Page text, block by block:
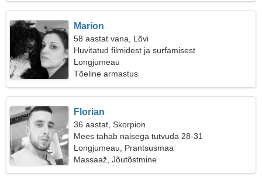
Marion
58 aastat vana, Lõvi
Huvitatud filmidest ja surfamisest
Longjumeau
Tõeline armastus
Florian
36 aastat, Skorpion
Mees tahab naisega tutvuda 28-31
Longjumeau, Prantsusmaa
Massaaž, Jõutõstmine